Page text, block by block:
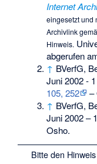
Internet
eingesetzt und
Archivlink
Hinweis.
abgerufen
↑ BVerfG,
Juni 2002 -
105, 252
–
↑ BVerfG,
Juni 2002 –
Osho.
Bitte den